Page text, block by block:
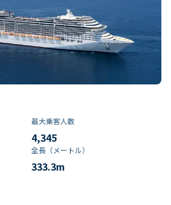
最大乗客人数
4,345
全長（メートル）
333.3m